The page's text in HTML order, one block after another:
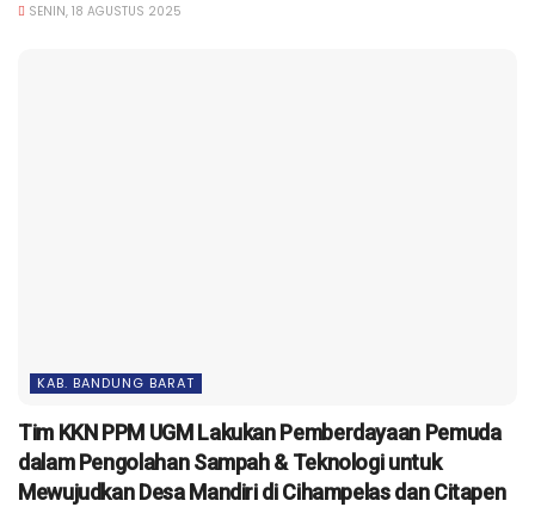
SENIN, 18 AGUSTUS 2025
KAB. BANDUNG BARAT
Tim KKN PPM UGM Lakukan Pemberdayaan Pemuda
dalam Pengolahan Sampah & Teknologi untuk
Mewujudkan Desa Mandiri di Cihampelas dan Citapen